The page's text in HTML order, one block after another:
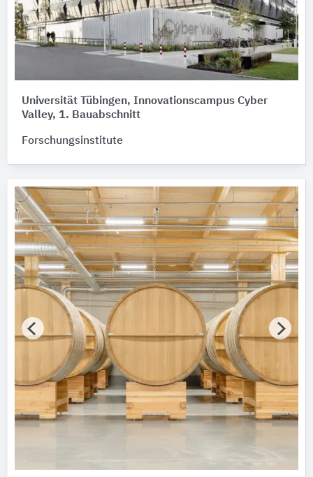
Energiestandard
Bitte auswählen
Zertifikate für Nachhaltigkeit
Bitte auswählen
Zertifikat vorhanden
Universität Tübingen, Innovationscampus Cyber
Valley, 1. Bauabschnitt
Forschungsinstitute